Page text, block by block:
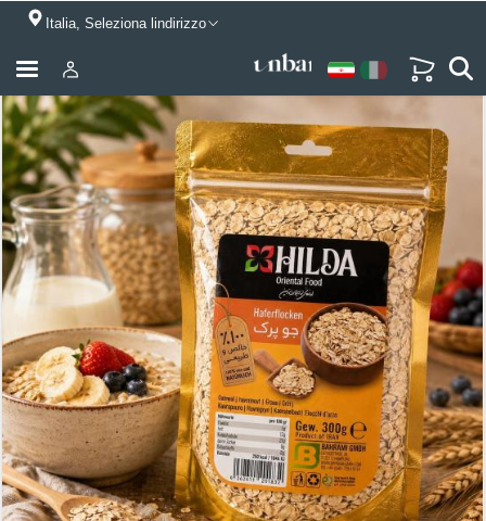
Italia, Seleziona lindirizzo